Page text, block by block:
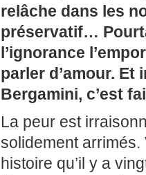
relâche dans les
préservatif…
l’ignorance
parler d’amour.
Bergamini, c’est
La peur est
solidement arrimés.
histoire qu’il y a